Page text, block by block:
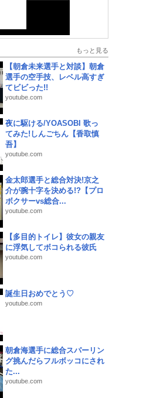
もっと見る
【朝倉未来選手と対談】朝倉
選手の空手技、レベル高すぎ
てビビった!!
youtube.com
夜に駆ける/YOASOBI 歌っ
てみた!しんごちん【香取慎
吾】
youtube.com
金太郎選手と総合対決!京之
介が腕十字を決める!?【プロ
ボクサーvs総合...
youtube.com
【多目的トイレ】彼女の親友
に浮気してボコられる彼氏
youtube.com
誕生日おめでとう♡
youtube.com
朝倉海選手に総合スパーリン
グ挑んだらフルボッコにされ
た...
youtube.com